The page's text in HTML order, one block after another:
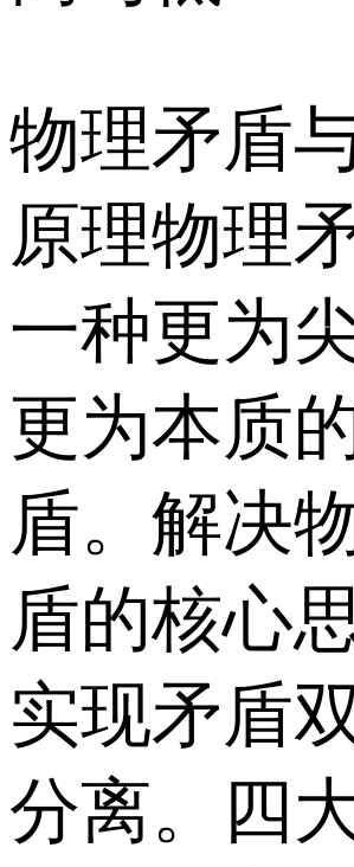
物理矛盾
原理物理
一种更为
更为本质
盾。解决
盾的核心
实现矛盾
分离。四